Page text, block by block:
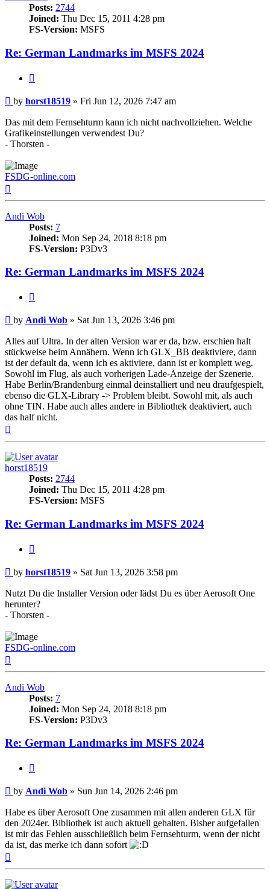
Posts: 2744
Joined: Thu Dec 15, 2011 4:28 pm
FS-Version: MSFS
Re: German Landmarks im MSFS 2024
Post
by horst18519 » Fri Jun 12, 2026 7:47 am
Das mit dem Fernsehturm kann ich nicht nachvollziehen. Welche
Grafikeinstellungen verwendest Du?
- Thorsten -
FSDG-online.com
Andi Wob
Posts: 7
Joined: Mon Sep 24, 2018 8:18 pm
FS-Version: P3Dv3
Re: German Landmarks im MSFS 2024
Post
by Andi Wob » Sat Jun 13, 2026 3:46 pm
Alles auf Ultra. In der alten Version war er da, bzw. erschien halt
stückweise beim Annähern. Wenn ich GLX_BB deaktiviere, dann
ist der default da, wenn ich es aktiviere, dann ist er komplett weg.
Sowohl im Flug, als auch vorherigen Lade-Anzeige der Szenerie.
Habe Berlin/Brandenburg einmal deinstalliert und neu draufgespielt,
ebenso die GLX-Library -> Problem bleibt. Sowohl mit, als auch
ohne TIN. Habe auch alles andere in Bibliothek deaktiviert, auch
das half nicht.
horst18519
Posts: 2744
Joined: Thu Dec 15, 2011 4:28 pm
FS-Version: MSFS
Re: German Landmarks im MSFS 2024
Post
by horst18519 » Sat Jun 13, 2026 3:58 pm
Nutzt Du die Installer Version oder lädst Du es über Aerosoft One
herunter?
- Thorsten -
FSDG-online.com
Andi Wob
Posts: 7
Joined: Mon Sep 24, 2018 8:18 pm
FS-Version: P3Dv3
Re: German Landmarks im MSFS 2024
Post
by Andi Wob » Sun Jun 14, 2026 2:46 pm
Habe es über Aerosoft One zusammen mit allen anderen GLX für
den 2024er. Bibliothek ist auch aktuell gehalten. Bisher aufgefallen
ist mir das Fehlen ausschließlich beim Fernsehturm, wenn der nicht
da ist, das merke ich dann sofort